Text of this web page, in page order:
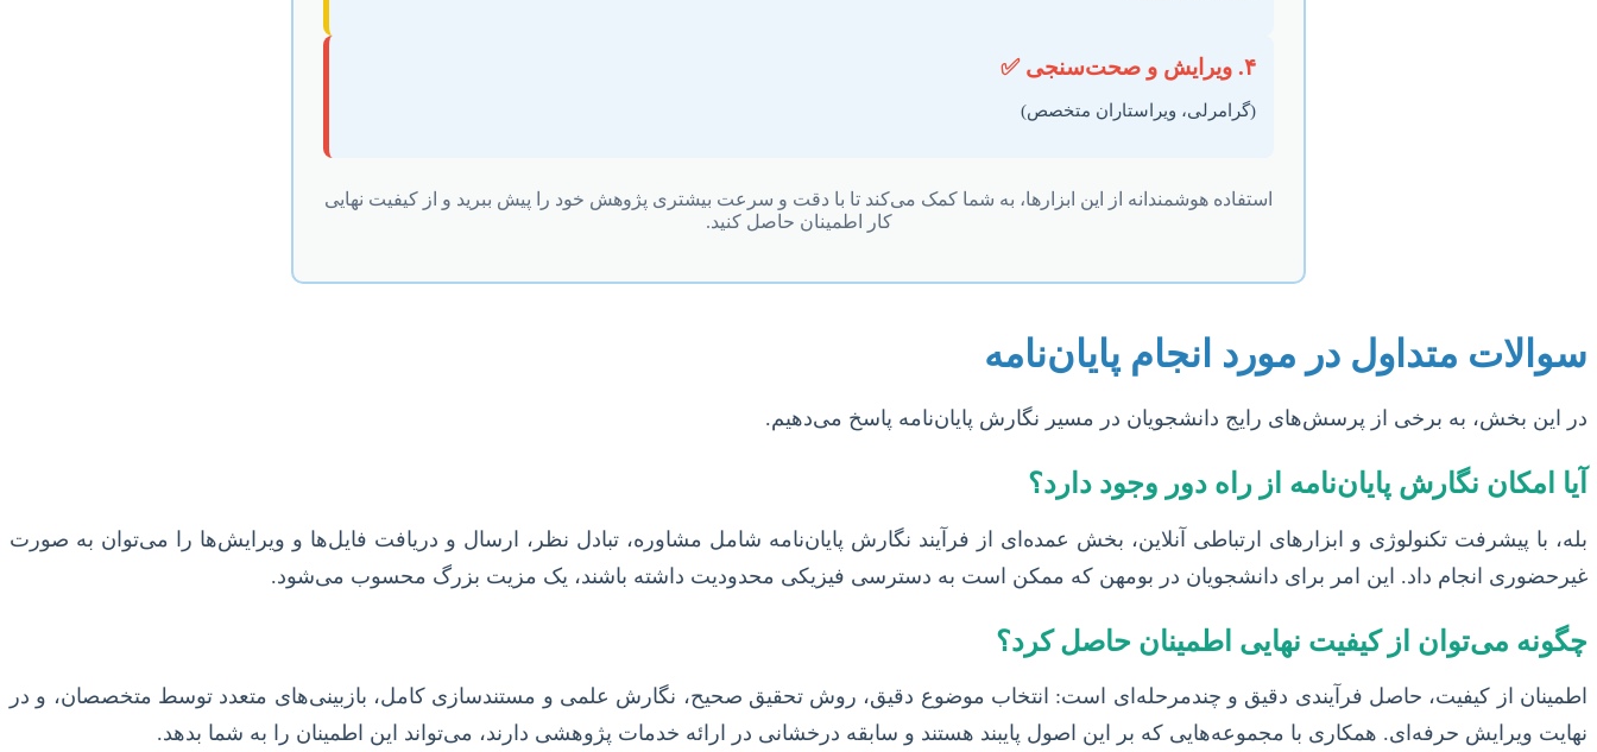
۴. ویرایش و صحت‌سنجی ✅
(گرامرلی، ویراستاران متخصص)
استفاده هوشمندانه از این ابزارها، به شما کمک می‌کند تا با دقت و سرعت بیشتری پژوهش خود را پیش ببرید و از کیفیت نهایی
کار اطمینان حاصل کنید.
سوالات متداول در مورد انجام پایان‌نامه
در این بخش، به برخی از پرسش‌های رایج دانشجویان در مسیر نگارش پایان‌نامه پاسخ می‌دهیم.
آیا امکان نگارش پایان‌نامه از راه دور وجود دارد؟
بله، با پیشرفت تکنولوژی و ابزارهای ارتباطی آنلاین، بخش عمده‌ای از فرآیند نگارش پایان‌نامه شامل مشاوره، تبادل نظر، ارسال و دریافت فایل‌ها و ویرایش‌ها را می‌توان به صورت
غیرحضوری انجام داد. این امر برای دانشجویان در بومهن که ممکن است به دسترسی فیزیکی محدودیت داشته باشند، یک مزیت بزرگ محسوب می‌شود.
چگونه می‌توان از کیفیت نهایی اطمینان حاصل کرد؟
اطمینان از کیفیت، حاصل فرآیندی دقیق و چندمرحله‌ای است: انتخاب موضوع دقیق، روش تحقیق صحیح، نگارش علمی و مستندسازی کامل، بازبینی‌های متعدد توسط متخصصان، و در
نهایت ویرایش حرفه‌ای. همکاری با مجموعه‌هایی که بر این اصول پایبند هستند و سابقه درخشانی در ارائه خدمات پژوهشی دارند، می‌تواند این اطمینان را به شما بدهد.